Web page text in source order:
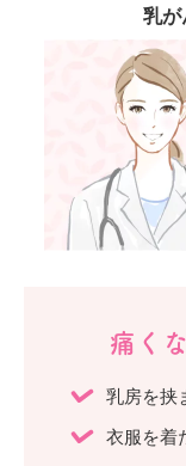
乳が
痛く
乳房を挟
衣服を着